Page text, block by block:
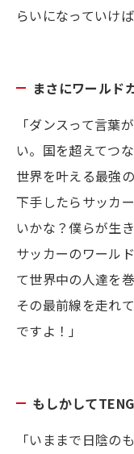
らいになっていけ
まさにワールド
「ダンスって言葉
い。国を超えてつ
世界を叶える最強
下手したらサッカ
いかな？僕らが生
サッカーのワール
て世界中の人達を
その最前線を走れ
ですよ！」
もしかして
「いままで日陰の